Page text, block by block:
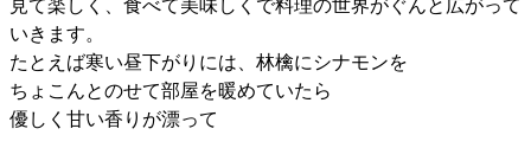
見て楽しく、食べて美味しくで料理の世界がぐんと広がって
いきます。
たとえば寒い昼下がりには、林檎にシナモンを
ちょこんとのせて部屋を暖めていたら
優しく甘い香りが漂って